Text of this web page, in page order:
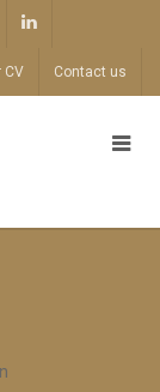
CV Contact us